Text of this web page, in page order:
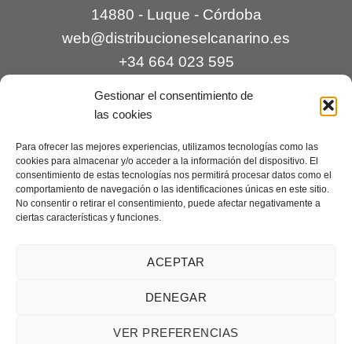
Gestionar el consentimiento de
las cookies
Para ofrecer las mejores experiencias, utilizamos tecnologías como las
cookies para almacenar y/o acceder a la información del dispositivo. El
consentimiento de estas tecnologías nos permitirá procesar datos como el
comportamiento de navegación o las identificaciones únicas en este sitio.
No consentir o retirar el consentimiento, puede afectar negativamente a
ciertas características y funciones.
ACEPTAR
DENEGAR
VER PREFERENCIAS
14880 - Luque - Córdoba
web@distribucioneselcanarino.es
+34 664 023 595
Contacto|Incidencias|Devoluciones |
Condiciones generales
Mantenimiento web a cargo deCreaciones Digitales – mantenimiento web
Política de privacidad |Condiciones generales de